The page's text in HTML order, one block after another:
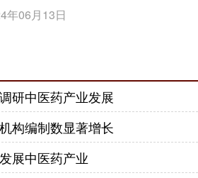
年06月13日
研中医药产业发展
构编制数显著增长
展中医药产业